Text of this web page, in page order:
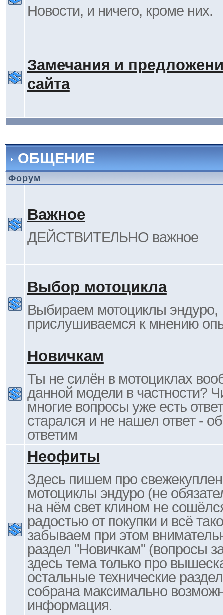
Новости, и ничего, кроме них.
Замечания и
сайта
ОБЩЕНИЕ
Форум
Важное
ДЕЙСТВИТЕЛЬНО важное
Выбор мотоцикла
Выбираем мотоциклы эндуро,
прислушиваемся к мнению
Новичкам
Ты не силён в мотоциклах
данной модели в частности?
многие вопросы уже есть
старался и не нашел ответ -
ответим
Неофиты
Здесь пишем про
мотоциклы эндуро (не
на нём свет клином не
радостью от покупки и всё
забываем при этом
раздел "Новичкам" (вопросы
здесь тема только про
остальные технические
собрана максимально
информация.